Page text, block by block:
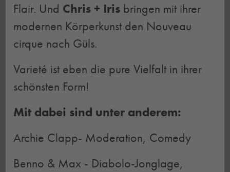
Flair. Und Chris + Iris bringen mit ihrer
modernen Körperkunst den Nouveau
cirque nach Güls.
Varieté ist eben die pure Vielfalt in ihrer
schönsten Form!
Mit dabei sind unter anderem:
Archie Clapp- Moderation, Comedy
Benno & Max - Diabolo-Jonglage,